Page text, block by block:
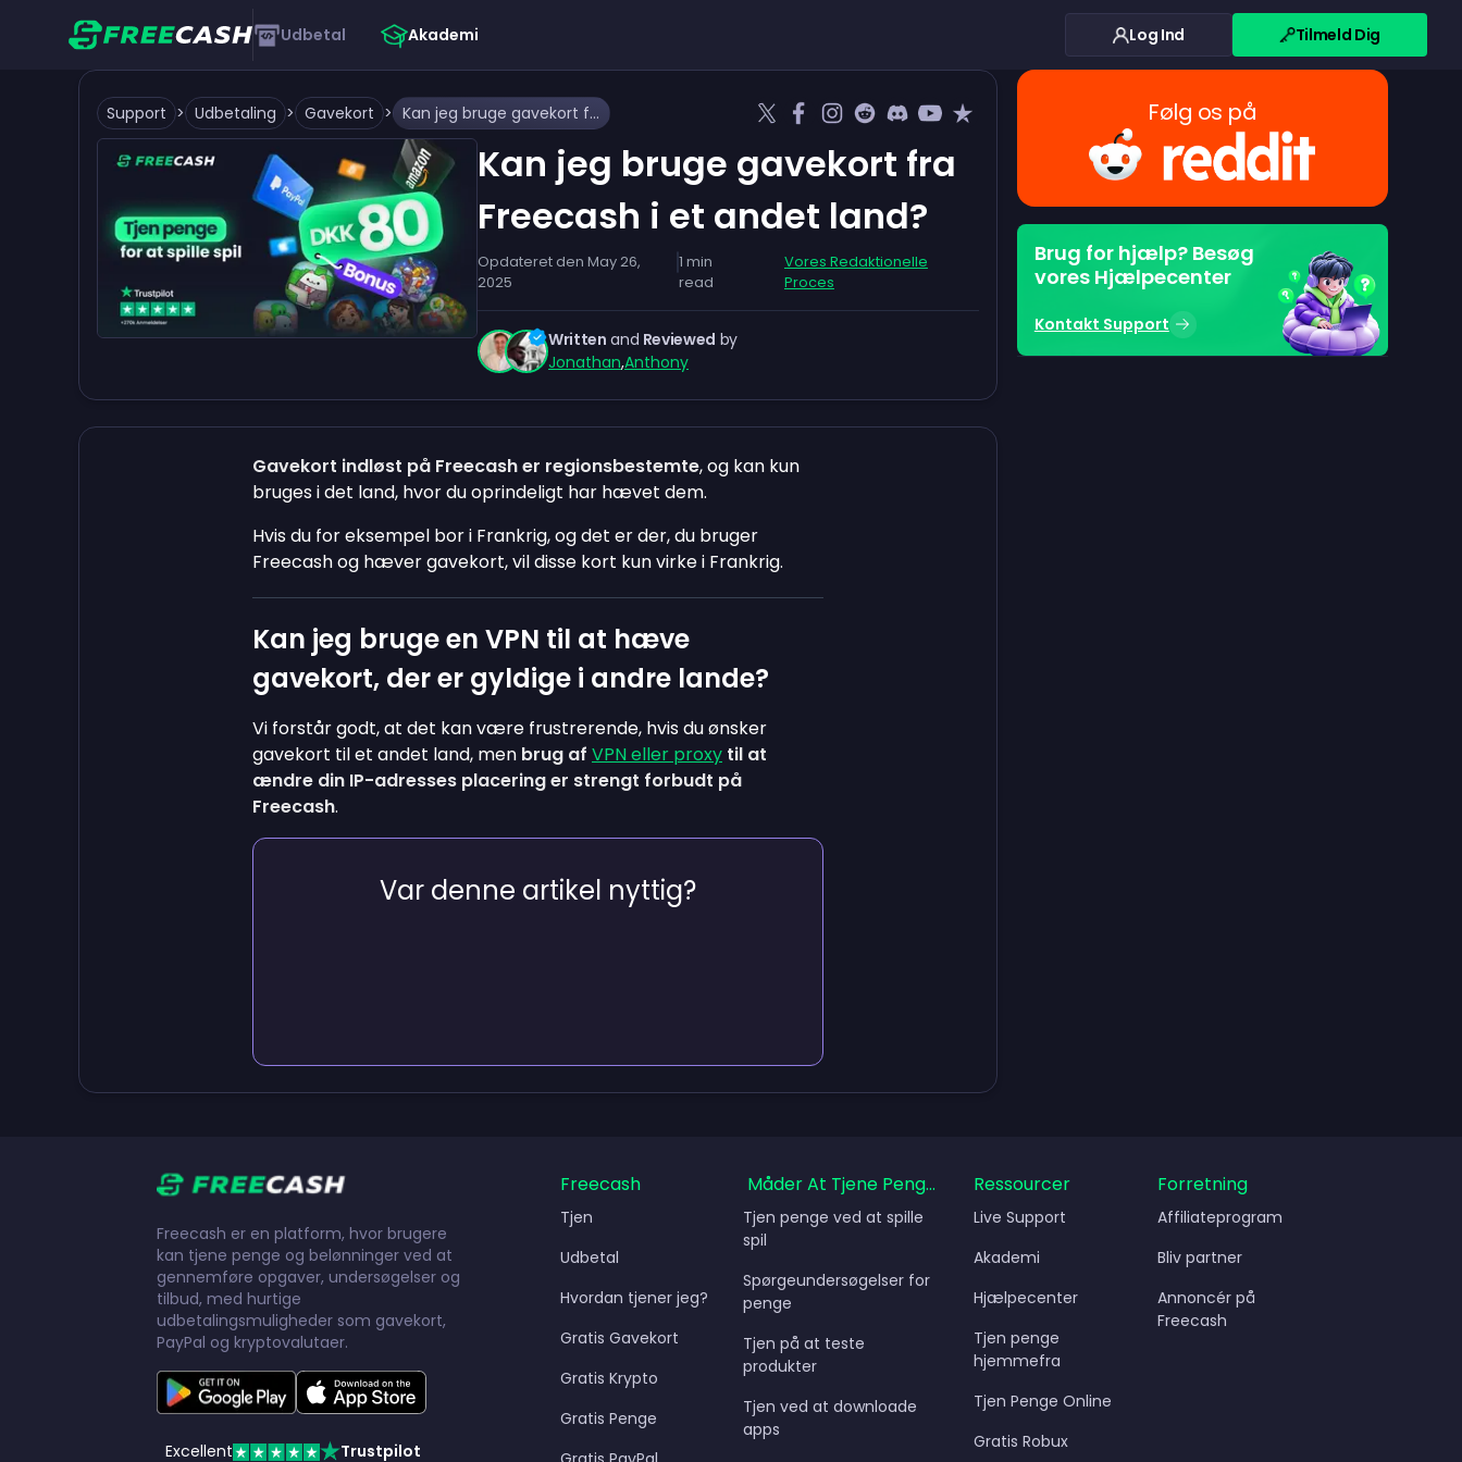
Udbetal Akademi Log Ind Tilmeld Dig
Support > Udbetaling > Gavekort > Kan jeg bruge gavekort fra Freecash i et andet land?
Kan jeg bruge gavekort fra
Freecash i et andet land?
Opdateret den May 26,
2025
1 min
read
Vores Redaktionelle
Proces
Written and Reviewed by
Jonathan,Anthony
Gavekort indløst på Freecash er regionsbestemte, og kan kun
bruges i det land, hvor du oprindeligt har hævet dem.
Hvis du for eksempel bor i Frankrig, og det er der, du bruger
Freecash og hæver gavekort, vil disse kort kun virke i Frankrig.
Kan jeg bruge en VPN til at hæve
gavekort, der er gyldige i andre lande?
Vi forstår godt, at det kan være frustrerende, hvis du ønsker
gavekort til et andet land, men brug af VPN eller proxy til at
ændre din IP-adresses placering er strengt forbudt på
Freecash.
Var denne artikel nyttig?
Følg os på
Brug for hjælp? Besøg
vores Hjælpecenter
Kontakt Support
Freecash er en platform, hvor brugere
kan tjene penge og belønninger ved at
gennemføre opgaver, undersøgelser og
tilbud, med hurtige
udbetalingsmuligheder som gavekort,
PayPal og kryptovalutaer.
Excellent Trustpilot
Freecash
Tjen
Udbetal
Hvordan tjener jeg?
Gratis Gavekort
Gratis Krypto
Gratis Penge
Måder At Tjene Penge På
Tjen penge ved at spille
spil
Spørgeundersøgelser for
penge
Tjen på at teste
produkter
Tjen ved at downloade
apps
Ressourcer
Live Support
Akademi
Hjælpecenter
Tjen penge
hjemmefra
Tjen Penge Online
Gratis Robux
Forretning
Affiliateprogram
Bliv partner
Annoncér på
Freecash